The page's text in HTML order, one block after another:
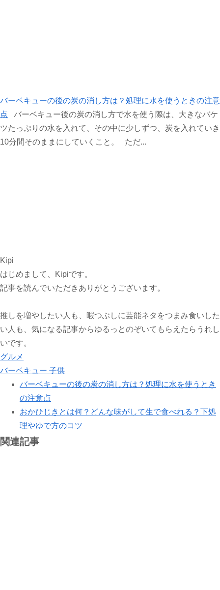
バーベキューの後の炭の消し方は？処理に水を使うときの注意
点
バーベキュー後の炭の消し方で水を使う際は、大きなバケ
ツたっぷりの水を入れて、その中に少しずつ、炭を入れていき
10分間そのままにしていくこと。 ただ...
Kipi
はじめまして、Kipiです。
記事を読んでいただきありがとうございます。
推しを増やしたい人も、暇つぶしに芸能ネタをつまみ食いした
い人も、気になる記事からゆるっとのぞいてもらえたらうれし
いです。
グルメ
バーベキュー 子供
バーベキューの後の炭の消し方は？処理に水を使うとき
の注意点
おかひじきとは何？どんな味がして生で食べれる？下処
理やゆで方のコツ
関連記事